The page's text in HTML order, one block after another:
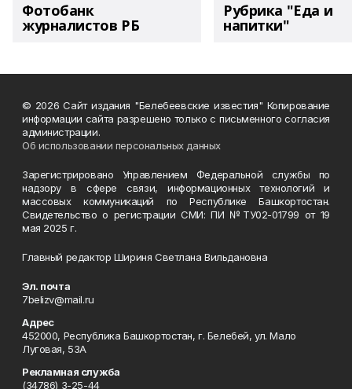
Фотобанк
журналистов РБ
Рубрика "Еда и
напитки"
© 2026 Сайт издания "Белебеевские известия" Копирование
информации сайта разрешено только с письменного согласия
администрации.
Об использовании персональных данных
Зарегистрировано Управлением Федеральной службы по
надзору в сфере связи, информационных технологий и
массовых коммуникаций по Республике Башкортостан.
Свидетельство о регистрации СМИ: ПИ №ТУ02-01799 от 19
мая 2025 г.
Главный редактор Шириня Светлана Вильдановна
Эл. почта
7belizv@mail.ru
Адрес
452000, Республика Башкортостан, г. Белебей, ул. Мало
Луговая, 53А
Рекламная служба
(34786) 3-25-44